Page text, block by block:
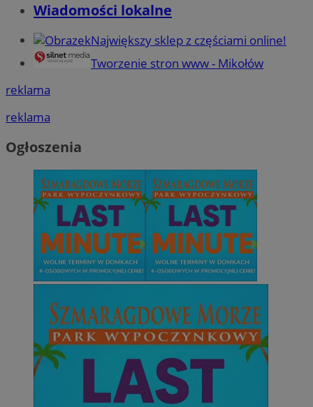
Wiadomości lokalne
Największy sklep z częściami online!
Tworzenie stron www - Mikołów
reklama
reklama
Ogłoszenia